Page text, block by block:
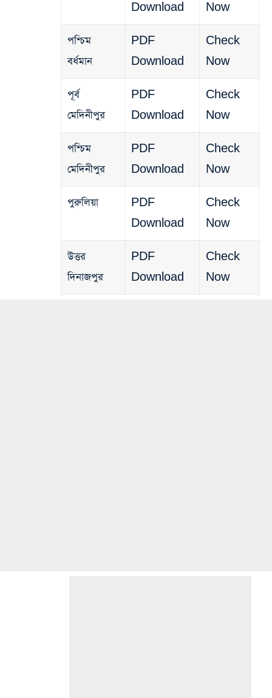
Download
Now
পশ্চিম
বর্ধমান
PDF
Download
Check
Now
পূর্ব
মেদিনীপুর
PDF
Download
Check
Now
পশ্চিম
মেদিনীপুর
PDF
Download
Check
Now
পুরুলিয়া
PDF
Download
Check
Now
উত্তর
দিনাজপুর
PDF
Download
Check
Now